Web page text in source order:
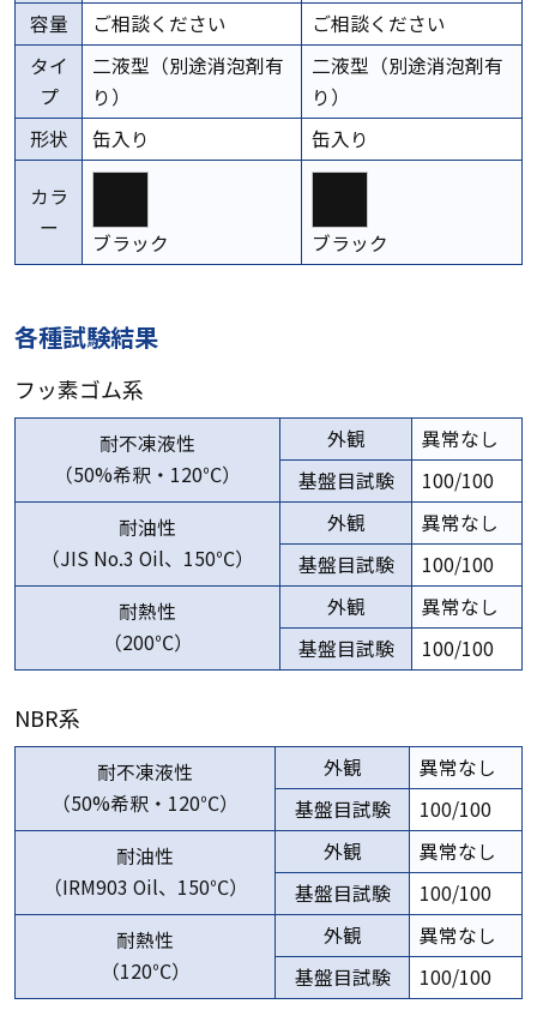
容量 ご相談ください
ご相談ください
タイ
プ
二液型（別途消泡剤有
り）
二液型（別途消泡剤有
り）
形状
缶入り 缶入り
カラ
ー
ブラック ブラック
各種試験結果
フッ素ゴム系
耐不凍液性
（50%希釈・120℃）
外観
異常なし
基盤目試験
100/100
耐油性
（JIS No.3 Oil、150℃）
外観
異常なし
基盤目試験
100/100
耐熱性
（200℃）
外観
異常なし
基盤目試験
100/100
NBR系
耐不凍液性
（50%希釈・120℃）
外観
異常なし
基盤目試験
100/100
耐油性
（IRM903 Oil、150℃）
外観
異常なし
基盤目試験
100/100
耐熱性
（120℃）
外観
異常なし
基盤目試験
100/100